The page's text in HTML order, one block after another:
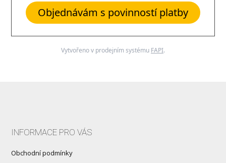
Objednávám s povinností platby
Vytvořeno v prodejním systému FAPI.
INFORMACE PRO VÁS
Obchodní podmínky